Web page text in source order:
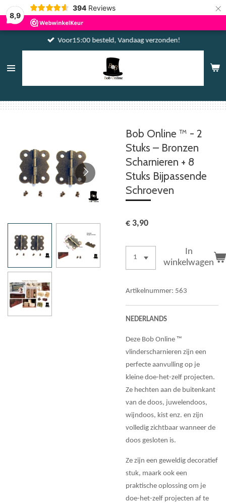
8,9
394 Reviews ×
Voor15:00 besteld, Vandaag verzonden!
Bob Online ™ - 2
Stuks – Bronzen
Scharnieren + 8
Stuks Bijpassende
Schroeven
€ 3,90
In
winkelwagen
Artikelnummer: 563
NEDERLANDS
Deze Bob Online ™
vlinderscharnieren zijn een
perfecte aanvulling op je
kleine doe-het-zelf projecten.
Ze hechten aan de buitenkant
van de doos, juwelendoos,
wijndoos, kist enz. en zijn
volledig zichtbaar wanneer de
doos gesloten is.
Ze zijn een geweldig decoratief
stuk, maark ook een
praktische oplossing om je
doe-het-zelf projecten af te